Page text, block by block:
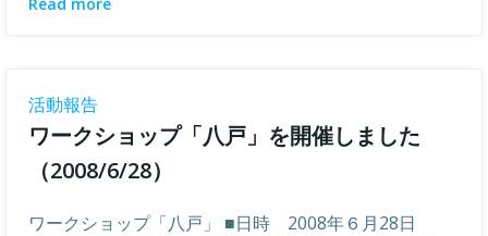
活動報告
ワークショップ「八戸」を開催しました
（2008/6/28）
ワークショップ「八戸」 ■日時 2008年６月28日